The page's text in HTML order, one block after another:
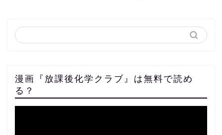
漫画『放課後化学クラブ』は無料で読め
る？